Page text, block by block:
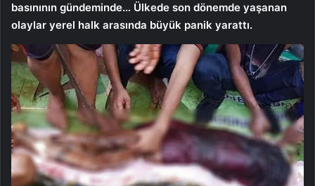
basınının gündeminde… Ülkede son dönemde yaşanan
olaylar yerel halk arasında büyük panik yarattı.